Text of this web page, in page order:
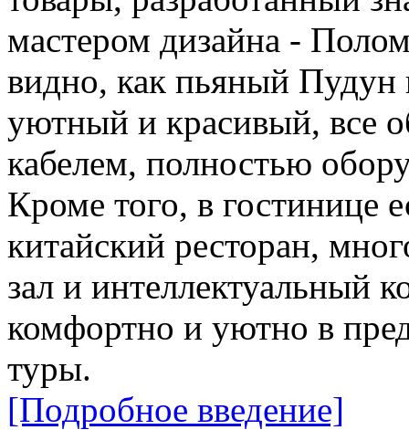
мастером дизайна -
видно, как пьяный Пудун
уютный и красивый, все
кабелем, полностью
Кроме того, в гостинице
китайский ресторан,
зал и интеллектуальный
комфортно и уютно в
туры.
[Подробное введение]